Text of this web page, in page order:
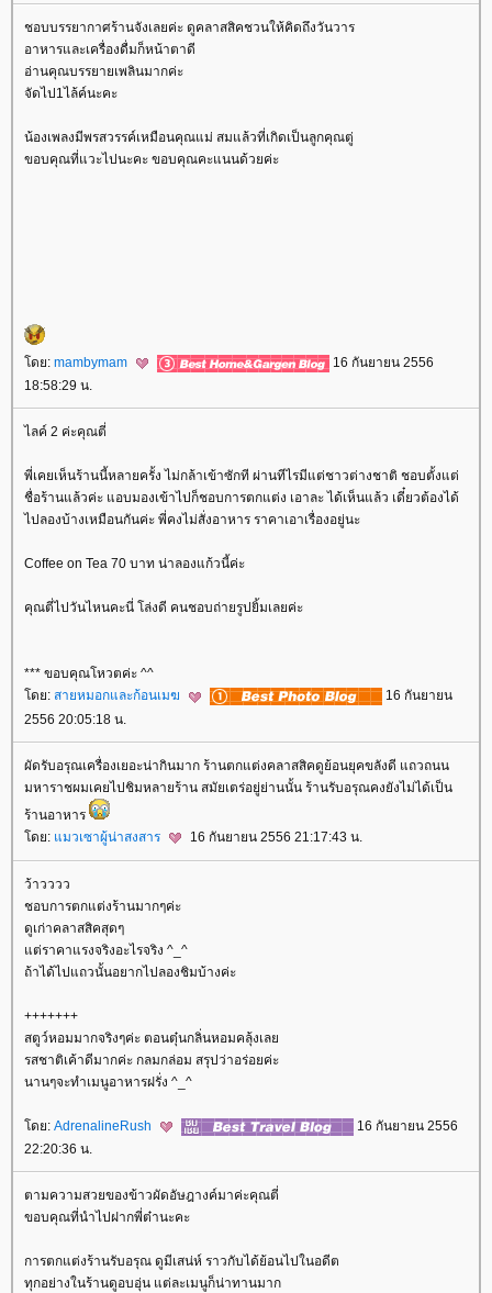
ชอบบรรยากาศร้านจังเลยค่ะ ดูคลาสสิคชวนให้คิดถึงวันวาร
อาหารและเครื่องดื่มก็หน้าตาดี
อ่านคุณบรรยายเพลินมากค่ะ
จัดไป1ไล้ค์นะคะ
น้องเพลงมีพรสวรรค์เหมือนคุณแม่ สมแล้วที่เกิดเป็นลูกคุณตู่
ขอบคุณที่แวะไปนะคะ ขอบคุณคะแนนด้วยค่ะ
ดย: mambymam
16 กันยายน 2556
18:58:29 น.
ไลค์ 2 ค่ะคุณตี่
พี่เคยเห็นร้านนี้หลายครั้ง ไม่กล้าเข้าซักที ผ่านทีไรมีแต่ชาวต่างชาติ ชอบตั้งแต่
ชื่อร้านแล้วค่ะ แอบมองเข้าไปก็ชอบการตกแต่ง เอาละ ได้เห็นแล้ว เดี๋ยวต้องได้
ไปลองบ้างเหมือนกันค่ะ พี่คงไม่สั่งอาหาร ราคาเอาเรื่องอยู่นะ
Coffee on Tea 70 บาท น่าลองแก้วนี้ค่ะ
คุณตี่ไปวันไหนคะนี่ โล่งดี คนชอบถ่ายรูปยิ้มเลยค่ะ
*** ขอบคุณโหวตค่ะ ^^
ดย: สายหมอกและก้อนเมฆ
16 กันยายน
2556 20:05:18 น.
ผัดรับอรุณเครื่องเยอะน่ากินมาก ร้านตกแต่งคลาสสิคดูย้อนยุคขลังดี แถวถนน
มหาราชผมเคยไปชิมหลายร้าน สมัยเตร่อยู่ย่านนั้น ร้านรับอรุณคงยังไม่ได้เป็น
ร้านอาหาร
ดย: มวเซาผู้น่าสงสาร 16 กันยายน 2556 21:17:43 น.
ว้าวววว
ชอบการตกแต่งร้านมากๆค่ะ
ดูเก่าคลาสสิคสุดๆ
ต่ราคาแรงจริงอะไรจริง ^_^
ถ้าได้ไปแถวนั้นอยากไปลองชิมบ้างค่ะ
+++++++
สตูว์หอมมากจริงๆค่ะ ตอนตุ๋นกลิ่นหอมคลุ้งเล
รสชาติเค้าดีมากค่ะ กลมกล่อม สรุปว่าอร่อยค่ะ
นานๆจะทำเมนูอาหารฝรั่ง ^_^
ดย: AdrenalineRush
16 กันยายน 2556
22:20:36 น.
ตามความสวยของข้าวผัดอัษฎางค์มาค่ะคุณตี่
ขอบคุณที่นำไปฝากพี่ต๋านะคะ
การตกแต่งร้านรับอรุณ ดูมีเสน่ห์ ราวกับได้ย้อนไปในอดีต
ทุกอย่างในร้านดูอบอุ่น แต่ละเมนูก็น่าทานมาก